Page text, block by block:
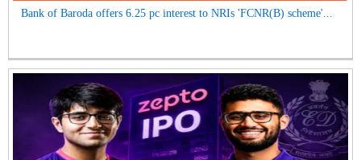
Bank of Baroda offers 6.25 pc interest to NRIs 'FCNR(B) scheme'...